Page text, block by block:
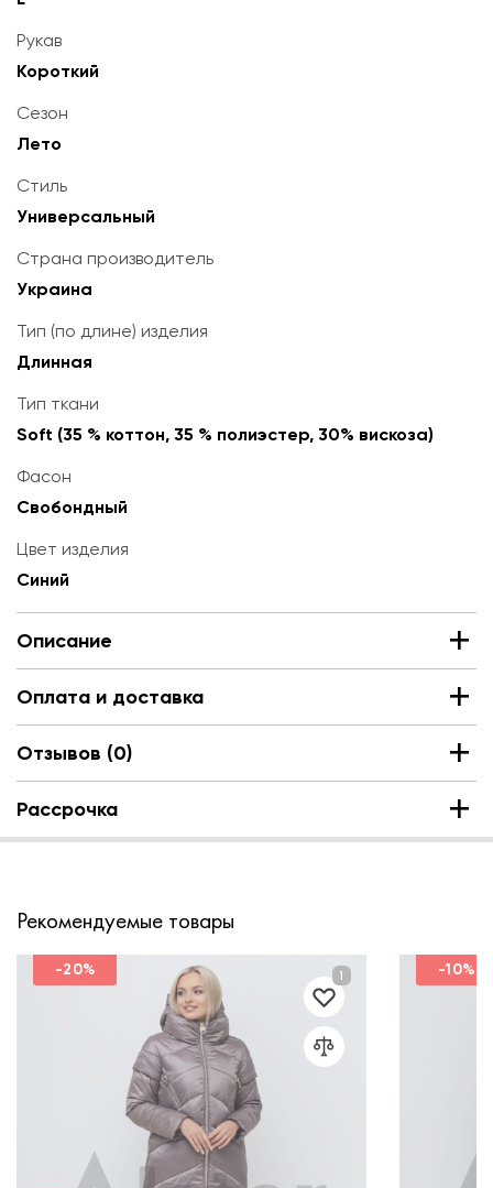
Рукав
Короткий
Сезон
Лето
Стиль
Универсальный
Страна производитель
Украина
Тип (по длине) изделия
Длинная
Тип ткани
Soft (35 % коттон, 35 % полиэстер, 30% вискоза)
Фасон
Свобондный
Цвет изделия
Синий
Описание
Оплата и доставка
Отзывов (0)
Рассрочка
Рекомендуемые товары
-20% -10%